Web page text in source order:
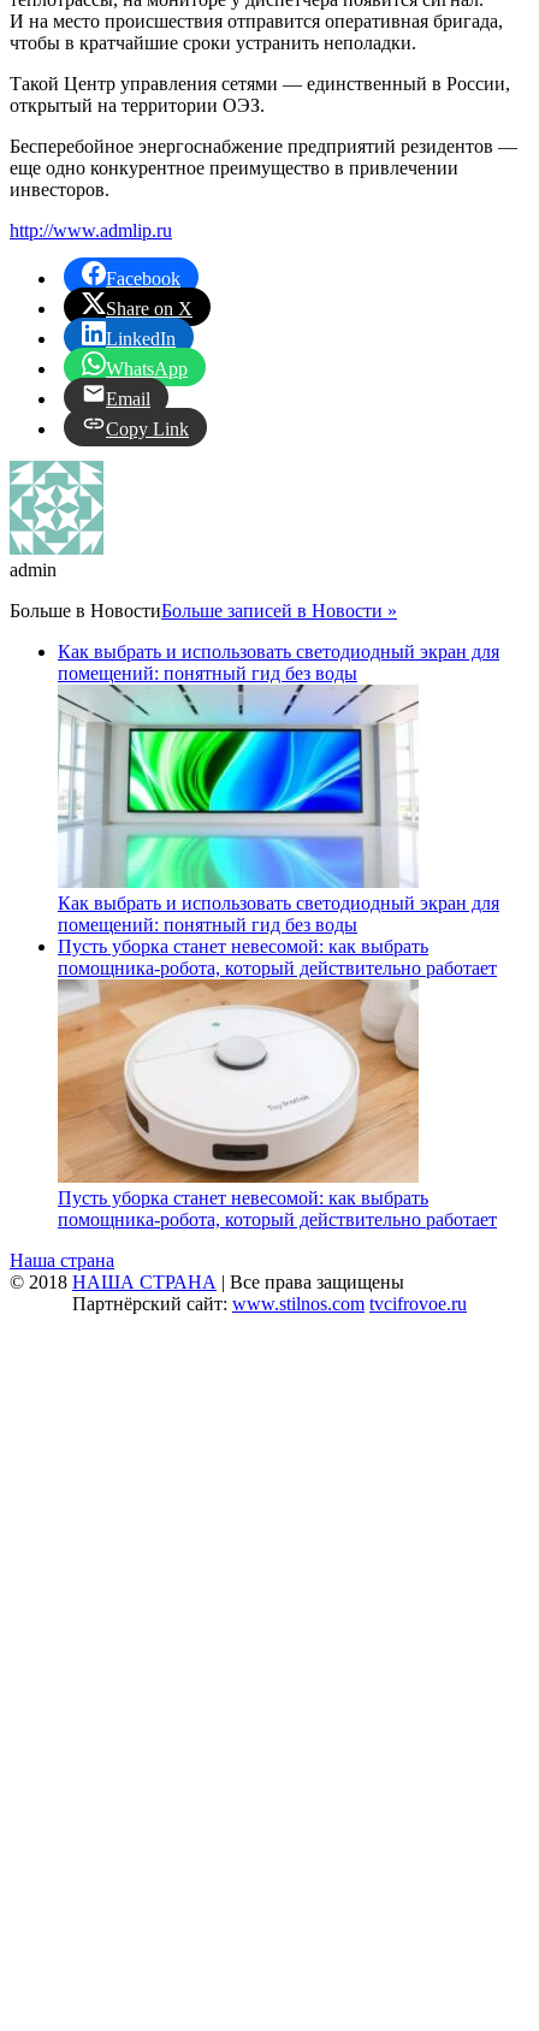
И на место происшествия отправится оперативная бригада,
чтобы в кратчайшие сроки устранить неполадки.
Такой Центр управления сетями — единственный в России,
открытый на территории ОЭЗ.
Бесперебойное энергоснабжение предприятий резидентов —
еще одно конкурентное преимущество в привлечении
инвесторов.
http://www.admlip.ru
Facebook
Share on X
LinkedIn
WhatsApp
Email
Copy Link
admin
Больше в НовостиБольше записей в Новости »
Как выбрать и использовать светодиодный экран для
помещений: понятный гид без воды
Как выбрать и использовать светодиодный экран для
помещений: понятный гид без воды
Пусть уборка станет невесомой: как выбрать
помощника‑робота, который действительно работает
Пусть уборка станет невесомой: как выбрать
помощника‑робота, который действительно работает
Наша страна
© 2018 НАША СТРАНА | Все права защищены
Партнёрский сайт: www.stilnos.com tvcifrovoe.ru